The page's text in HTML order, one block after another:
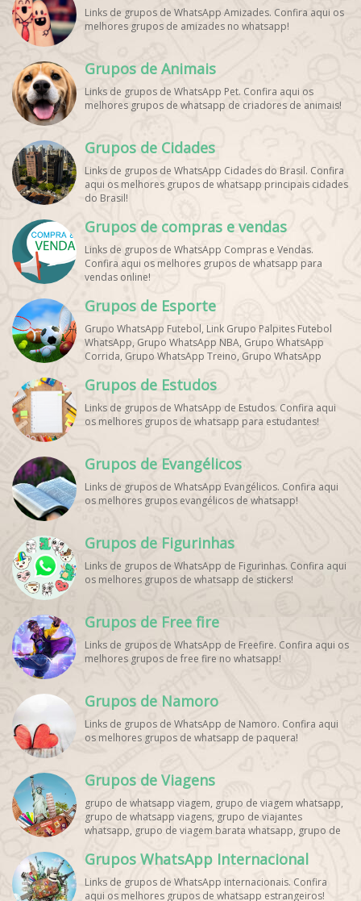
Links de grupos de WhatsApp Amizades. Confira aqui os
melhores grupos de amizades no whatsapp!
Grupos de Animais
Links de grupos de WhatsApp Pet. Confira aqui os
melhores grupos de whatsapp de criadores de animais!
Grupos de Cidades
Links de grupos de WhatsApp Cidades do Brasil. Confira
aqui os melhores grupos de whatsapp principais cidades
do Brasil!
Grupos de compras e vendas
Links de grupos de WhatsApp Compras e Vendas.
Confira aqui os melhores grupos de whatsapp para
vendas online!
Grupos de Esporte
Grupo WhatsApp Futebol, Link Grupo Palpites Futebol
WhatsApp, Grupo WhatsApp NBA, Grupo WhatsApp
Corrida, Grupo WhatsApp Treino, Grupo WhatsApp
WhatsApp, Grupo de Torcedores [Nome do Time]
WhatsApp, Link de Grupos de Esporte Grátis, Grupo
WhatsApp Dicas de Treino, Grupo WhatsApp Futebol Ao
Vivo. Grupo WhatsApp Esporte, Grupos de Esporte
WhatsApp Esporte, Grupo WhatsApp Futebol, Link Grupo
Palpites Futebol WhatsApp, Grupo WhatsApp NBA,
Grupos de Estudos
Links de grupos de WhatsApp de Estudos. Confira aqui
os melhores grupos de whatsapp para estudantes!
Grupos de Evangélicos
Links de grupos de WhatsApp Evangélicos. Confira aqui
os melhores grupos evangélicos de whatsapp!
Grupos de Figurinhas
Links de grupos de WhatsApp de Figurinhas. Confira aqui
os melhores grupos de whatsapp de stickers!
Grupos de Free fire
Links de grupos de WhatsApp de Freefire. Confira aqui os
melhores grupos de free fire no whatsapp!
Grupos de Namoro
Links de grupos de WhatsApp de Namoro. Confira aqui
os melhores grupos de whatsapp de paquera!
Grupos de Viagens
grupo de whatsapp viagem, grupo de viagem whatsapp,
grupo de whatsapp viagens, grupo de viajantes
whatsapp, grupo de viagem barata whatsapp, grupo de
grupo de excursão whatsapp, grupo de viagem em
grupo whatsapp, grupo de viagens nacionais whatsapp,
grupo de viagens internacionais whatsapp, grupo de
Grupos WhatsApp Internacional
Links de grupos de WhatsApp internacionais. Confira
aqui os melhores grupos de whatsapp estrangeiros!